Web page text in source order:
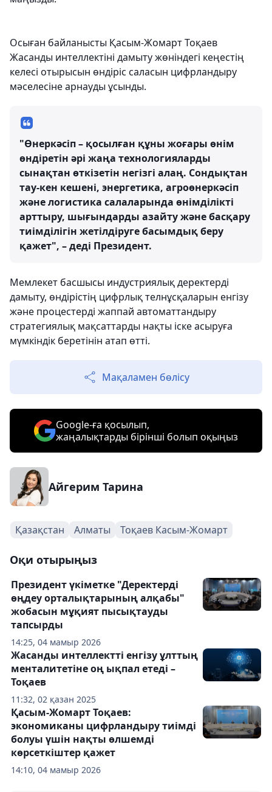
Осыған байланысты Қасым-Жомарт Тоқаев
Жасанды интеллектіні дамыту жөніндегі кеңестің
келесі отырысын өндіріс саласын цифрландыру
мәселесіне арнауды ұсынды.
"Өнеркәсіп – қосылған құны жоғары өнім
өндіретін әрі жаңа технологияларды
сынақтан өткізетін негізгі алаң. Сондықтан
тау-кен кешені, энергетика, агроөнеркәсіп
және логистика салаларында өнімділікті
арттыру, шығындарды азайту және басқару
тиімділігін жетілдіруге басымдық беру
қажет", – деді Президент.
Мемлекет басшысы индустриялық деректерді
дамыту, өндірістің цифрлық телнұсқаларын енгізу
және процестерді жаппай автоматтандыру
стратегиялық мақсаттарды нақты іске асыруға
мүмкіндік беретінін атап өтті.
Мақаламен бөлісу
Google-ға қосылып,
жаңалықтарды бірінші болып оқыңыз
Айгерим Тарина
Қазақстан Алматы Тоқаев Касым-Жомарт
Оқи отырыңыз
14:25, 04 мамыр 2026
Президент үкіметке "Деректерді
өңдеу орталықтарының алқабы"
жобасын мұқият пысықтауды
тапсырды
11:32, 02 қазан 2025
Жасанды интеллектті енгізу ұлттың
менталитетіне оң ықпал етеді –
Тоқаев
14:10, 04 мамыр 2026
Қасым-Жомарт Тоқаев:
экономиканы цифрландыру тиімді
болуы үшін нақты өлшемді
көрсеткіштер қажет